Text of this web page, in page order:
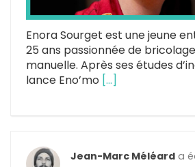
Enora Sourget est une jeune
25 ans passionnée de
manuelle. Après ses études
lance Eno’mo […]
Jean-Marc Méléard a